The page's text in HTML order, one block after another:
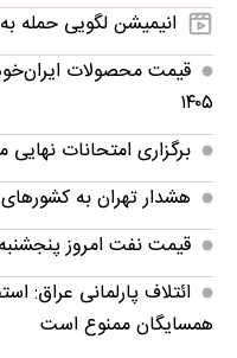
انیمیشن لگویی حمله
۱۴۰۵
برگزاری امتحانات
هشدار تهران به
قیمت نفت امروز پنجشنبه ۱۵ مرداد ۱۴۰۵
ائتلاف پارلمانی عراق:
همسایگان ممنوع است